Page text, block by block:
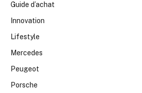
Guide d’achat
Innovation
Lifestyle
Mercedes
Peugeot
Porsche